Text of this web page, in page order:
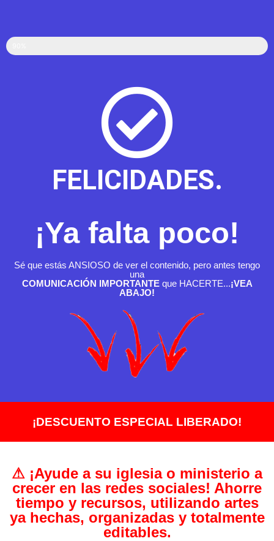
FELICIDADES.
¡Ya falta poco!
Sé que estás ANSIOSO de ver el contenido, pero antes tengo
una
COMUNICACIÓN IMPORTANTEque HACERTE...¡VEA
ABAJO!
¡DESCUENTO ESPECIAL LIBERADO!
⚠ ¡Ayude a su iglesia o ministerio a
crecer en las redes sociales! Ahorre
tiempo y recursos, utilizando artes
ya hechas, organizadas y totalmente
editables.